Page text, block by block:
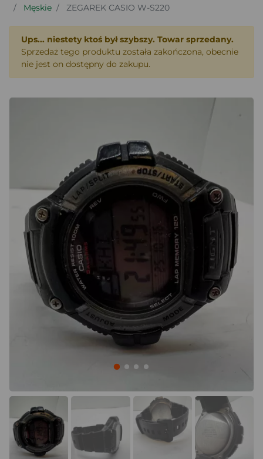
Męskie
ZEGAREK CASIO W-S220
Ups... niestety ktoś był szybszy. Towar sprzedany.
Sprzedaż tego produktu została zakończona, obecnie
nie jest on dostępny do zakupu.